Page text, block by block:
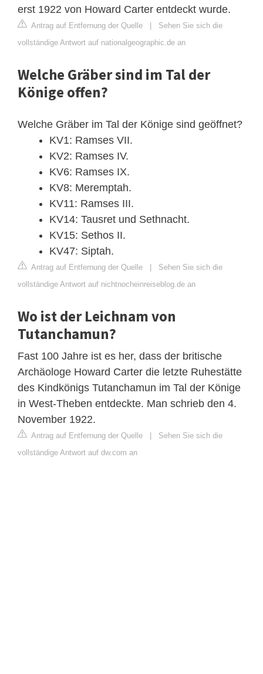
erst 1922 von Howard Carter entdeckt wurde.
Antrag auf Entfernung der Quelle | Sehen Sie sich die
vollständige Antwort auf nationalgeographic.de an
Welche Gräber sind im Tal der
Könige offen?
Welche Gräber im Tal der Könige sind geöffnet?
KV1: Ramses VII.
KV2: Ramses IV.
KV6: Ramses IX.
KV8: Meremptah.
KV11: Ramses III.
KV14: Tausret und Sethnacht.
KV15: Sethos II.
KV47: Siptah.
Antrag auf Entfernung der Quelle | Sehen Sie sich die
vollständige Antwort auf nichtnocheinreiseblog.de an
Wo ist der Leichnam von
Tutanchamun?
Fast 100 Jahre ist es her, dass der britische
Archäologe Howard Carter die letzte Ruhestätte
des Kindkönigs Tutanchamun im Tal der Könige
in West-Theben entdeckte. Man schrieb den 4.
November 1922.
Antrag auf Entfernung der Quelle | Sehen Sie sich die
vollständige Antwort auf dw.com an